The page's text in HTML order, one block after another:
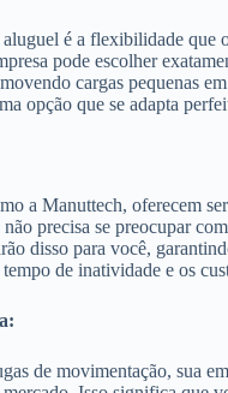
é a flexibilidade que
pode escolher
cargas pequenas
opção que se adapta
a Manuttech, oferecem
precisa se preocupar
disso para você,
de inatividade e os
de movimentação, sua